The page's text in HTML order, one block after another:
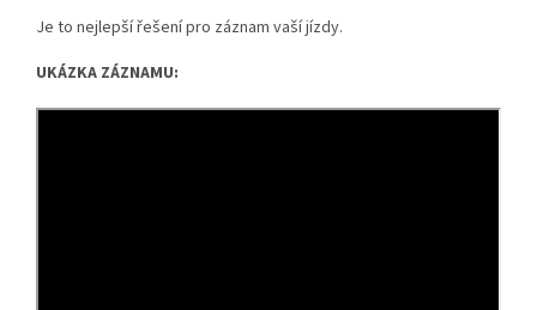
Je to nejlepší řešení pro záznam vaší jízdy.
UKÁZKA ZÁZNAMU: